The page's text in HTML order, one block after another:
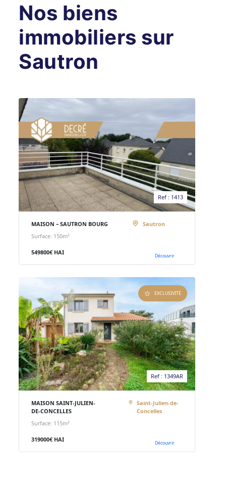
Nos biens
immobiliers sur
Sautron
Ref : 1413
MAISON – SAUTRON BOURG
Sautron
Surface: 150m²
549800€ HAI Découvrir
EXCLUSIVITÉ
Ref : 1349AR
MAISON SAINT-JULIEN-
DE-CONCELLES
Saint-Julien-de-
Concelles
Surface: 115m²
319000€ HAI Découvrir